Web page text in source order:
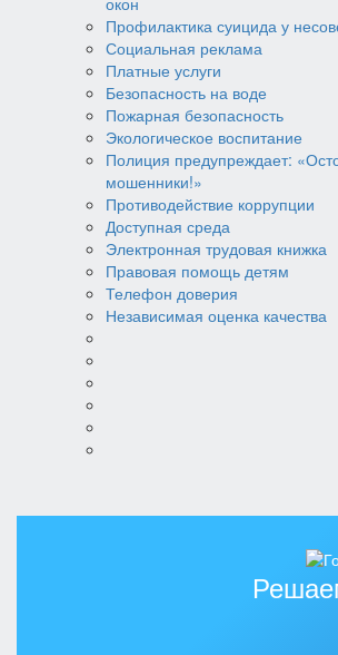
Профилактика суицида у
Социальная реклама
Платные услуги
Безопасность на воде
Пожарная безопасность
Экологическое воспитание
Полиция предупреждает:
мошенники!»
Противодействие коррупции
Доступная среда
Электронная трудовая книжка
Правовая помощь детям
Телефон доверия
Независимая оценка качества